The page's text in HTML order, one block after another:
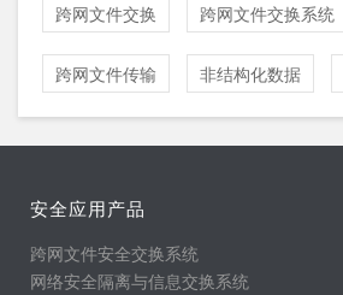
跨网文件交换 跨网文件交换系统
跨网文件传输 非结构化数据
安全应用产品
跨网文件安全交换系统
网络安全隔离与信息交换系统